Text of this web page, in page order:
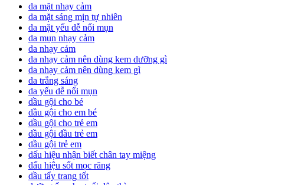
da mặt nhạy cảm
da mặt sáng mịn tự nhiên
da mặt yếu dễ nổi mụn
da mụn nhạy cảm
da nhạy cảm
da nhạy cảm nên dùng kem dưỡng gì
da nhạy cảm nên dùng kem gì
da trắng sáng
da yếu dễ nổi mụn
dầu gội cho bé
dầu gội cho em bé
dầu gội cho trẻ em
dầu gội đầu trẻ em
dầu gội trẻ em
dấu hiệu nhận biết chân tay miệng
dấu hiệu sốt mọc răng
dầu tẩy trang tốt